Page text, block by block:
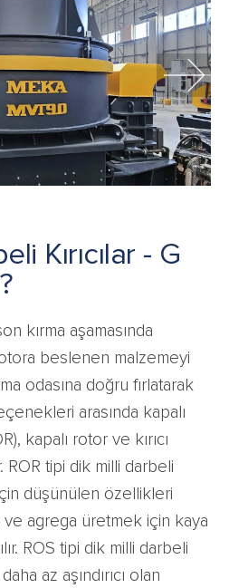
Kırıcılar - G
kırma aşamasında
beslenen malzemeyi
odasına doğru fırlatarak
arasında kapalı
kapalı rotor ve kırıcı
ROR tipi dik milli darbeli
düşünülen özellikleri
ve agrega üretmek için kaya
ROS tipi dik milli darbeli
az aşındırıcı olan